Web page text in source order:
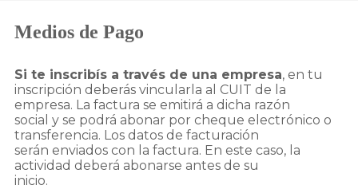
Medios de Pago
Si te inscribís a través de una empresa, en tu
inscripción deberás vincularla al CUIT de la
empresa. La factura se emitirá a dicha razón
social y se podrá abonar por cheque electrónico o
transferencia. Los datos de facturación
serán enviados con la factura. En este caso, la
actividad deberá abonarse antes de su
inicio.